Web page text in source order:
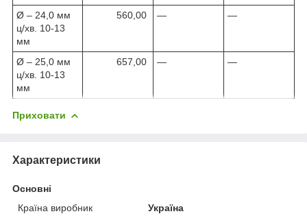
Ø – 24,0 мм
ц/хв. 10-13
мм
560,00 — —
Ø – 25,0 мм
ц/хв. 10-13
мм
657,00 — —
Приховати
Характеристики
Основні
Країна виробник
Україна